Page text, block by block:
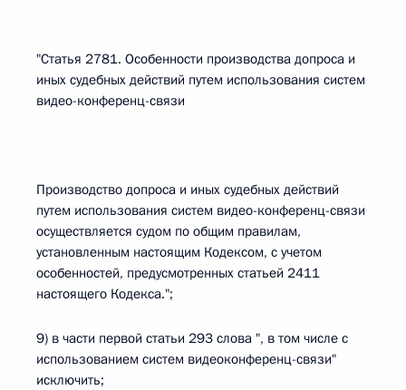
"Статья 2781. Особенности производства допроса и
иных судебных действий путем использования систем
видео-конференц-связи
Производство допроса и иных судебных действий
путем использования систем видео-конференц-связи
осуществляется судом по общим правилам,
установленным настоящим Кодексом, с учетом
особенностей, предусмотренных статьей 2411
настоящего Кодекса.";
9) в части первой статьи 293 слова ", в том числе с
использованием систем видеоконференц-связи"
исключить;